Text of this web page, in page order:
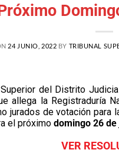
24 JUNIO, 2022 BY TRIBUNAL
del Distrito
allega la Registraduría
jurados de votación para
el próximo domingo 26
VER